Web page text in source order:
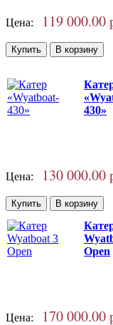
Цена: 119 000.00
430»
Цена: 130 000.00
Open
Цена: 170 000.00